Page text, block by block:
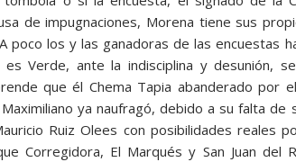
de impugnaciones, Morena tiene sus
poco los y las ganadoras de las encuestas
Verde, ante la indisciplina y desunión,
que él Chema Tapia abanderado por
ya naufragó, debido a su falta de
Ruiz Olees con posibilidades reales
Corregidora, El Marqués y San Juan del